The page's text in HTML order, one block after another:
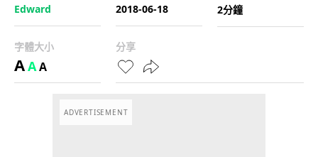
Edward
2018-06-18
2分鐘
字體大小
AAA
分享
ADVERTISEMENT